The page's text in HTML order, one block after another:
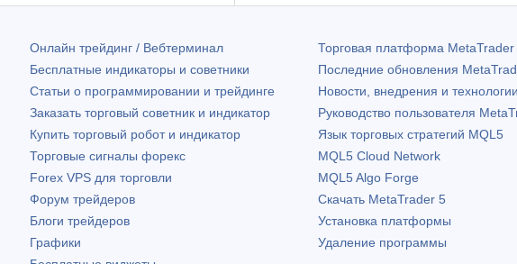
Онлайн трейдинг / Вебтерминал
Бесплатные индикаторы и советники
Статьи о программировании и трейдинге
Заказать торговый советник и индикатор
Купить торговый робот и индикатор
Торговые сигналы форекс
Forex VPS для торговли
Форум трейдеров
Блоги трейдеров
Графики
Торговая платформа MetaTrader
Последние обновления
Новости, внедрения и технологии
Руководство пользователя
Язык торговых стратегий MQL5
MQL5 Cloud Network
MQL5 Algo Forge
Скачать MetaTrader 5
Установка платформы
Удаление программы